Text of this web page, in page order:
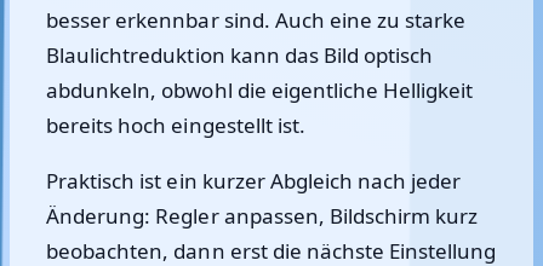
besser erkennbar sind. Auch eine zu starke
Blaulichtreduktion kann das Bild optisch
abdunkeln, obwohl die eigentliche Helligkeit
bereits hoch eingestellt ist.
Praktisch ist ein kurzer Abgleich nach jeder
Änderung: Regler anpassen, Bildschirm kurz
beobachten, dann erst die nächste Einstellung